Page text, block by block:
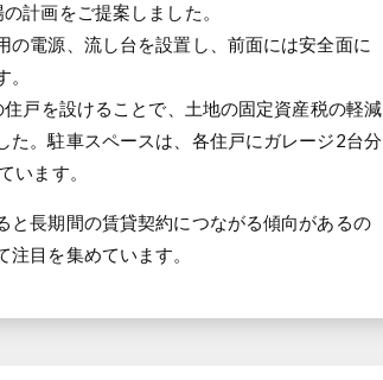
計画をご提案しました。
の電源、流し台を設置し、前面には安全面に
戸を設けることで、土地の固定資産税の軽減
た。駐車スペースは、各住戸にガレージ2台分
います。
と長期間の賃貸契約につながる傾向があるの
目を集めています。